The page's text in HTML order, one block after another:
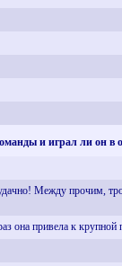
и играл ли он в
Между прочим,
она привела к крупной